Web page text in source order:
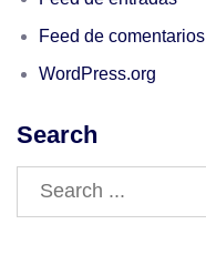
Feed de comentarios
WordPress.org
Search